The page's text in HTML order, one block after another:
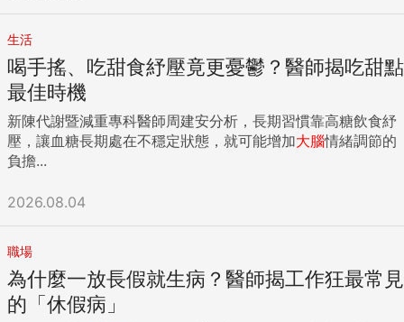
生活
喝手搖、吃甜食紓壓竟更憂鬱？醫師揭吃甜點
最佳時機
新陳代謝暨減重專科醫師周建安分析，長期習慣靠高糖飲食紓
壓，讓血糖長期處在不穩定狀態，就可能增加大腦情緒調節的
負擔...
2026.08.04
職場
為什麼一放長假就生病？醫師揭工作狂最常見
的「休假病」